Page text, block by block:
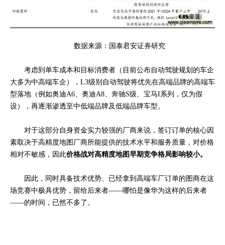
数据来源：国泰君安证券研究
考虑到单车成本和目标消费者（目前公布自动驾驶规划的车企
大多为中高端车企）， L3级别自动驾驶将优先在高端品牌的高端车
型落地（例如奥迪A6、奥迪A8、奔驰S级、宝马I系列，仅为假
设），再逐渐渗透至中低端品牌及低端品牌车型。
对于这部分自身资金实力较强的厂商来说， 签订订单的核心因
素取决于高精度地图厂商所能提供的技术水平和服务质量，对价格
相对不敏感，因此价格战对高精度地图早期竞争格局影响较小。
因此，同时具备技术优势、已经拿到高端车厂订单的图商在这
场竞赛中极具优势，留给后来者——哪怕是像华为这样的后来者
——的时间，已然不多了。